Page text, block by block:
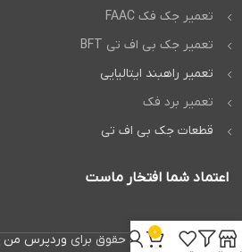
تعمیر جک فک FAAC
تعمیر جک بی اف تی BFT
تعمیر راهبند ایتالیایی
تعمیر برد فک
قطعات جک بی اف تی
اعتماد شما افتخار ماست
تمام حقوق برای وردپرس من 0